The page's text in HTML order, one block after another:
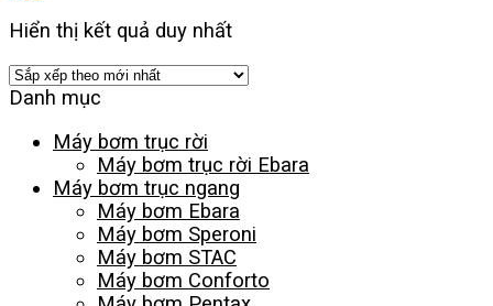
Hiển thị kết quả duy nhất
Danh mục
Máy bơm trục rời
Máy bơm trục rời Ebara
Máy bơm trục ngang
Máy bơm Ebara
Máy bơm Speroni
Máy bơm STAC
Máy bơm Conforto